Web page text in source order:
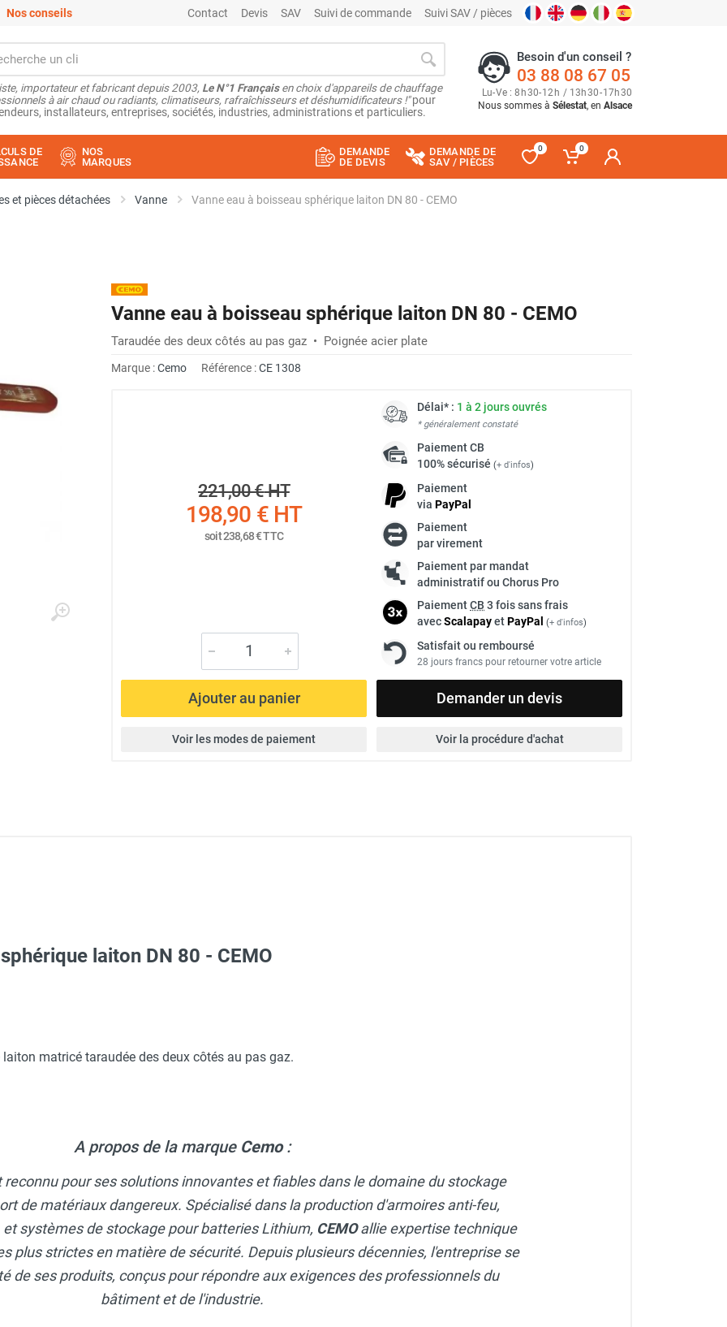
Nos conseils Contact Devis SAV Suivi de commande Suivi SAV / pièces
importateur et fabricant depuis 2003, Le N°1 Françaisen choix d'appareils de chauffage
à air chaud ou radiants, climatiseurs, rafraîchisseurs et déshumidificateurs !"pour
installateurs, entreprises, sociétés, industries, administrations et particuliers.
Besoin d'un conseil ?
03 88 08 67 05
Lu-Ve : 8h30-12h / 13h30-17h30
Nous sommes à Sélestat, en Alsace
DE
NOS
MARQUES
DEMANDE
DE DEVIS
DEMANDE DE
SAV / PIÈCES
0 0
et pièces détachées Vanne Vanne eau à boisseau sphérique laiton DN 80 - CEMO
Vanne eau à boisseau sphérique laiton DN 80 - CEMO
Taraudée des deux côtés au pas gaz • Poignée acier plate
Marque :Cemo Référence :CE 1308
221,00 €HT
198,90 €HT
soit238,68 €TTC
Délai* : 1 à 2 jours ouvrés
* généralement constaté
PaiementCB
100% sécurisé (+ d'infos)
Paiement
via PayPal
Paiement
par virement
Paiement par mandat
administratif ou Chorus Pro
PaiementCB 3 fois sans frais
avecScalapayetPayPal (+ d'infos)
Satisfait ou remboursé
28 jours francs pour retourner votre article
Ajouter au panier Demander un devis
Voir les modes de paiement Voir la procédure d'achat
avec trou d'homme - Pour eau, engrais, émulseur incendie - CEMO
trou d'homme - Pour eau, engrais, émulseur incendie - CEMO
- Résistant aux huiles, fioul, gasoil, produits chimiques - CEMO
laiton DN 80 - CEMO
matricé taraudée des deux côtés au pas gaz.
A propos de la marque Cemo:
pour ses solutions innovantes et fiables dans le domaine du stockage
de matériaux dangereux. Spécialisé dans la production d'armoires anti-feu,
systèmes de stockage pour batteries Lithium, CEMOallie expertise technique
plus strictes en matière de sécurité. Depuis plusieurs décennies, l'entreprise se
de ses produits, conçus pour répondre aux exigences des professionnels du
bâtiment et de l'industrie.